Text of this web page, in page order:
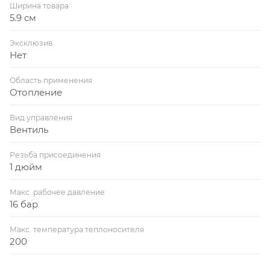
Ширина товара
5.9 см
Эксклюзив
Нет
Область применения
Отопление
Вид управления
Вентиль
Резьба присоединения
1 дюйм
Макс. рабочее давление
16 бар
Макс. температура теплоносителя
200